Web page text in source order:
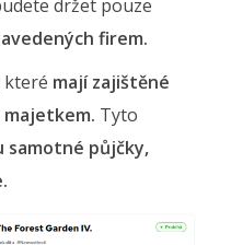
držet pouze
firem.
které mají zajištěné
Tyto
samotné půjčky,